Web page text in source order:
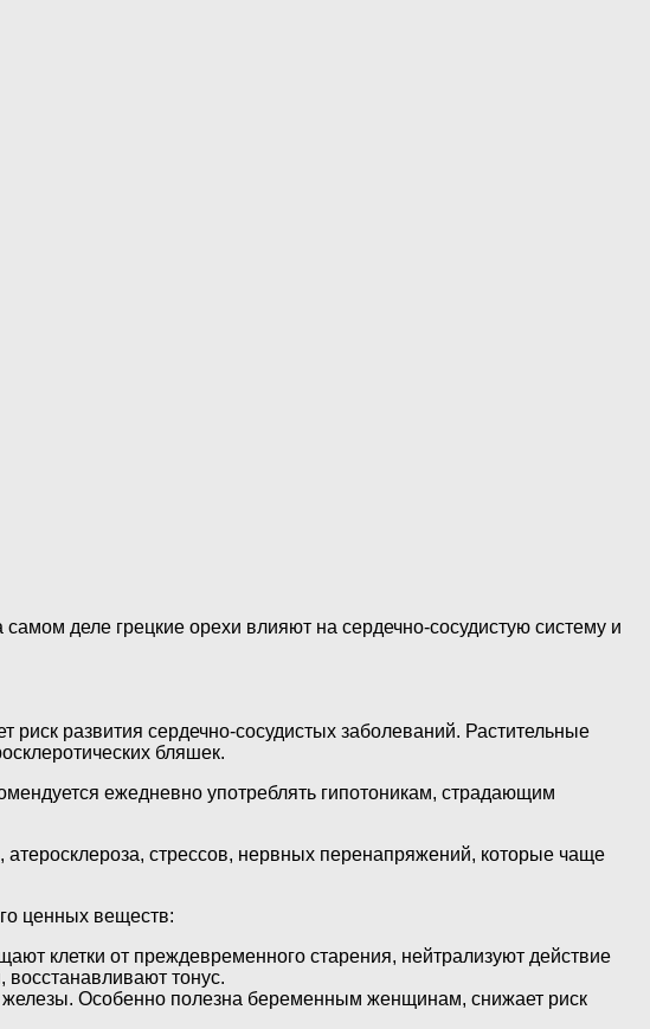
деле грецкие орехи влияют на сердечно-сосудистую систему и
риск развития сердечно-сосудистых заболеваний. Растительные
бляшек.
ежедневно употреблять гипотоникам, страдающим
стрессов, нервных перенапряжений, которые чаще
ценных веществ:
клетки от преждевременного старения, нейтрализуют действие
тонус.
Особенно полезна беременным женщинам, снижает риск